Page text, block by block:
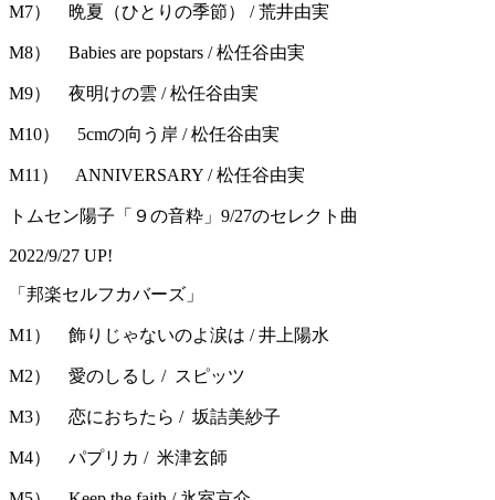
M7） 晩夏（ひとりの季節） / 荒井由実
M8） Babies are popstars / 松任谷由実
M9） 夜明けの雲 / 松任谷由実
M10） 5cmの向う岸 / 松任谷由実
M11） ANNIVERSARY / 松任谷由実
トムセン陽子「９の音粋」9/27のセレクト曲
2022/9/27 UP!
「邦楽セルフカバーズ」
M1） 飾りじゃないのよ涙は / 井上陽水
M2） 愛のしるし / スピッツ
M3） 恋におちたら / 坂詰美紗子
M4） パプリカ / 米津玄師